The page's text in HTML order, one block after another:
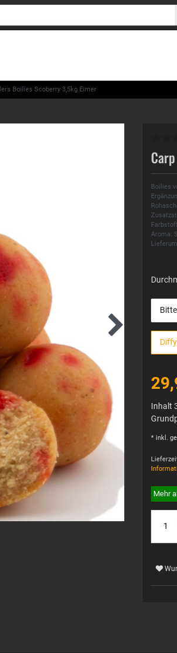
Boilies Scoberry 3,5kg Eimer
Boilies
Aroma:
Inhalt
* inkl.
Mehr